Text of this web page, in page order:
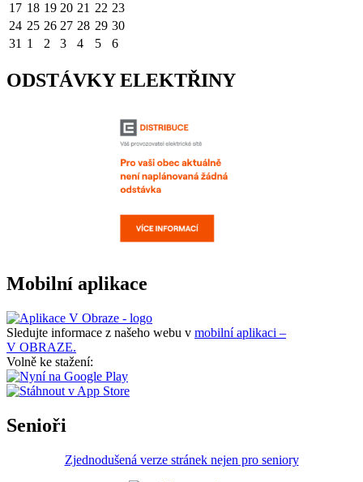
17 18 19 20 21 22 23
24 25 26 27 28 29 30
31 1 2 3 4 5 6
ODSTÁVKY ELEKTŘINY
Mobilní aplikace
Sledujte informace z našeho webu v mobilní aplikaci –
V OBRAZE.
Volně ke stažení:
Senioři
Zjednodušená verze stránek nejen pro seniory